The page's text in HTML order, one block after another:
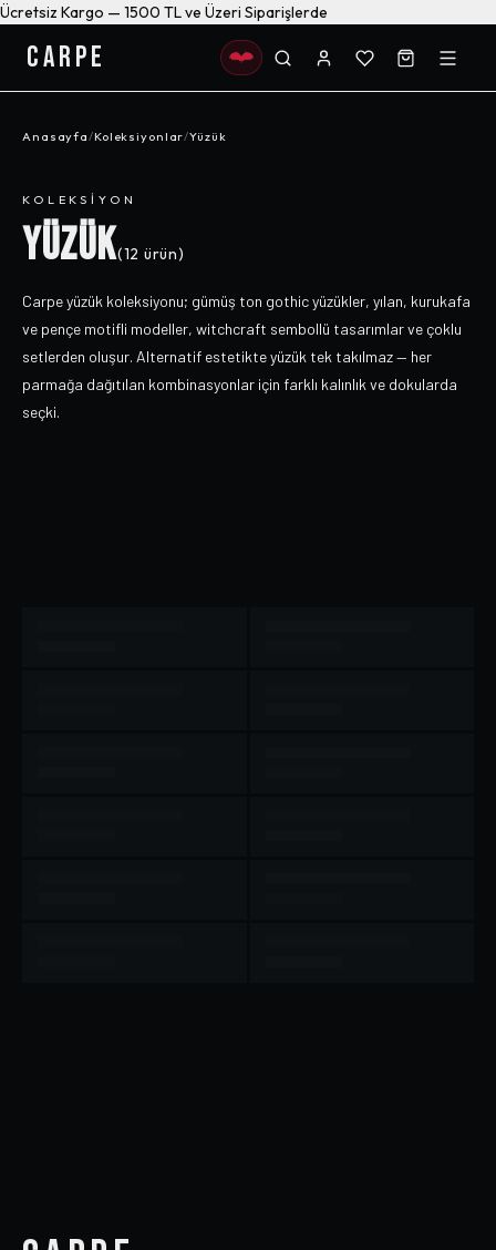
Ücretsiz Kargo — 1500 TL ve Üzeri Siparişlerde
CARPE
Anasayfa/Koleksiyonlar/Yüzük
KOLEKSIYON
YÜZÜK(12 ürün)
Carpe yüzük koleksiyonu; gümüş ton gothic yüzükler, yılan, kurukafa
ve pençe motifli modeller, witchcraft sembollü tasarımlar ve çoklu
setlerden oluşur. Alternatif estetikte yüzük tek takılmaz — her
parmağa dağıtılan kombinasyonlar için farklı kalınlık ve dokularda
seçki.